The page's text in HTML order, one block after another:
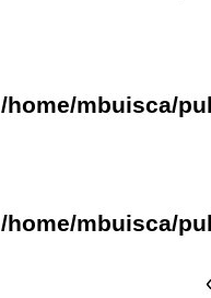
/home/mbuisca/
/home/mbuisca/